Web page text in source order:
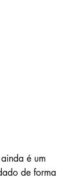
é um
de forma